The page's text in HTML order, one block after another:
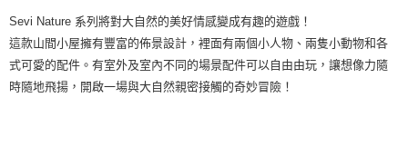
【注意事項】
１．透過由恩沛科技股份有限公司提供之「AFTEE先享後付」服務完成之交
易，需依本服務之必要範圍內提供個人資料，並將交易相關給付款項請求債
權轉讓予恩沛科技股份有限公司。
每筆NT$120，滿NT$1,500(含以上)免運費
Sevi Nature 系列將對大自然的美好情感變成有趣的遊戲！
這款山間小屋擁有豐富的佈景設計，裡面有兩個小人物、兩隻小動物和各
式可愛的配件。有室外及室內不同的場景配件可以自由由玩，讓想像力隨
時隨地飛揚，開啟一場與大自然親密接觸的奇妙冒險！